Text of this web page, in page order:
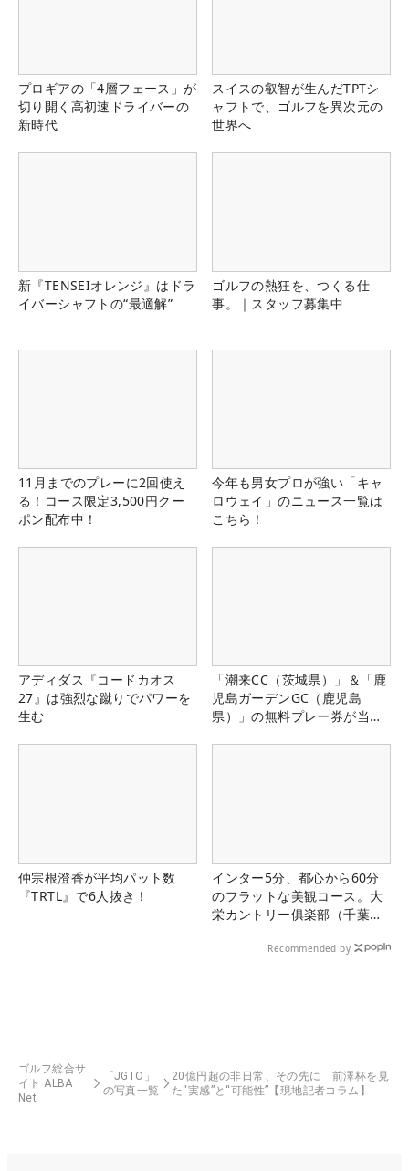
プロギアの「4層フェース」が
切り開く高初速ドライバーの
新時代
スイスの叡智が生んだTPTシ
ャフトで、ゴルフを異次元の
世界へ
新『TENSEIオレンジ』はドラ
イバーシャフトの“最適解”
ゴルフの熱狂を、つくる仕
事。｜スタッフ募集中
11月までのプレーに2回使え
る！コース限定3,500円クー
ポン配布中！
今年も男女プロが強い「キャ
ロウェイ」のニュース一覧は
こちら！
アディダス『コードカオス
27』は強烈な蹴りでパワーを
生む
「潮来CC（茨城県）」＆「鹿
児島ガーデンGC（鹿児島
県）」の無料プレー券が当た
仲宗根澄香が平均パット数
『TRTL』で6人抜き！
インター5分、都心から60分
のフラットな美観コース。大
栄カントリー俱楽部（千葉
Recommended by
ゴルフ総合サ
イト ALBA
Net
「JGTO」
の写真一覧
20億円超の非日常、その先に 前澤杯を見
た“実感”と“可能性”【現地記者コラム】